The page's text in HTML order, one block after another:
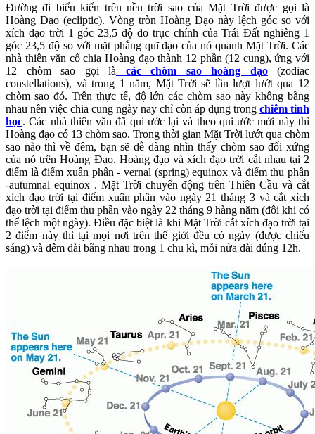
Đường đi biểu kiến trên nền trời sao của Mặt Trời được gọi là
Hoàng Đạo (ecliptic). Vòng tròn Hoàng Đạo này lệch góc so với
xích đạo trời 1 góc 23,5 độ do trục chính của Trái Đất nghiêng 1
góc 23,5 độ so với mặt phẳng quĩ đạo của nó quanh Mặt Trời. Các
nhà thiên văn cổ chia Hoàng đạo thành 12 phần (12 cung), ứng với
12 chòm sao gọi là các chòm sao hoàng đạo(zodiac
constellations), và trong 1 năm, Mặt Trời sẽ lần lượt lướt qua 12
chòm sao đó. Trên thực tế, độ lớn các chòm sao này không bằng
nhau nên việc chia cung ngày nay chỉ còn áp dụng trong chiêm tinh
học. Các nhà thiên văn đã qui ước lại và theo qui ước mới này thì
Hoàng đạo có 13 chòm sao. Trong thời gian Mặt Trời lướt qua chòm
sao nào thì về đêm, bạn sẽ dễ dàng nhìn thấy chòm sao đối xứng
của nó trên Hoàng Đạo. Hoàng đạo và xích đạo trời cắt nhau tại 2
điểm là điểm xuân phân - vernal (spring) equinox và điểm thu phân
-autumnal equinox . Mặt Trời chuyển động trên Thiên Cầu và cắt
xích đạo trời tại điểm xuân phân vào ngày 21 tháng 3 và cắt xích
đạo trời tại điểm thu phần vào ngày 22 tháng 9 hàng năm (đôi khi có
thể lệch một ngày). Điều đặc biệt là khi Mặt Trời cắt xích đạo trời tại
2 điểm này thì tại mọi nơi trên thế giới đều có ngày (được chiếu
sáng) và đêm dài bằng nhau trong 1 chu kì, mỗi nửa dài đúng 12h.